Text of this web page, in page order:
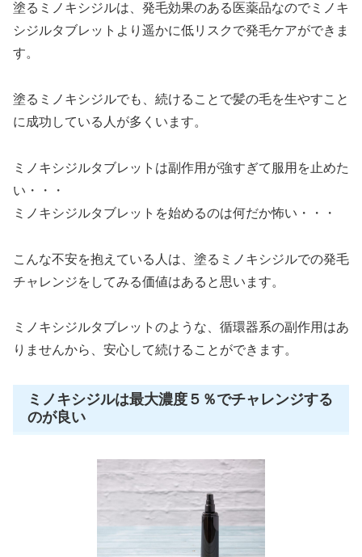
塗るミノキシジルは、発毛効果のある医薬品なのでミノキ
シジルタブレットより遥かに低リスクで発毛ケアができま
す。
塗るミノキシジルでも、続けることで髪の毛を生やすこと
に成功している人が多くいます。
ミノキシジルタブレットは副作用が強すぎて服用を止めた
い・・・
ミノキシジルタブレットを始めるのは何だか怖い・・・
こんな不安を抱えている人は、塗るミノキシジルでの発毛
チャレンジをしてみる価値はあると思います。
ミノキシジルタブレットのような、循環器系の副作用はあ
りませんから、安心して続けることができます。
ミノキシジルは最大濃度５％でチャレンジする
のが良い